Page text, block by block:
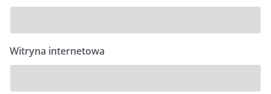
Witryna internetowa